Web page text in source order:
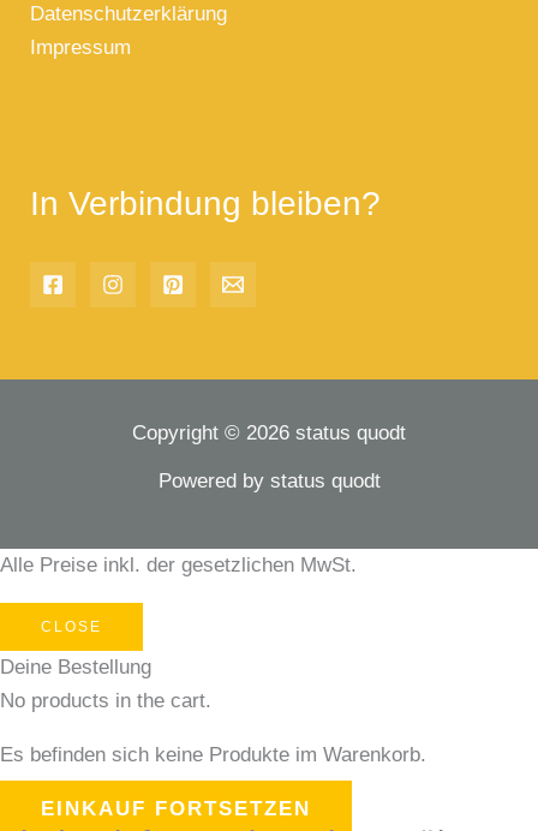
Datenschutzerklärung
Impressum
In Verbindung bleiben?
Copyright © 2026 status quodt
Powered by status quodt
Alle Preise inkl. der gesetzlichen MwSt.
CLOSE
Deine Bestellung
No products in the cart.
Es befinden sich keine Produkte im Warenkorb.
EINKAUF FORTSETZEN